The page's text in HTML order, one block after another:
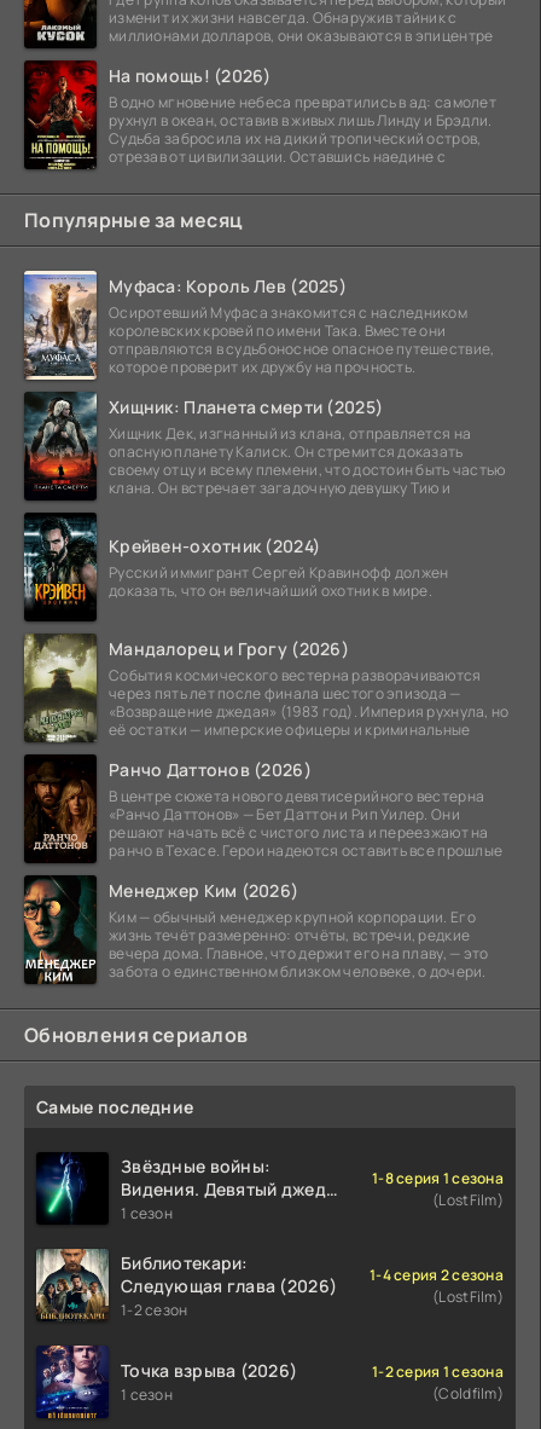
изменит их жизни навсегда. Обнаружив тайник с
миллионами долларов, они оказываются в эпицентре
На помощь! (2026)
В одно мгновение небеса превратились в ад: самолет
рухнул в океан, оставив в живых лишь Линду и Брэдли.
Судьба забросила их на дикий тропический остров,
отрезав от цивилизации. Оставшись наедине с
Популярные за месяц
Муфаса: Король Лев (2025)
Осиротевший Муфаса знакомится с наследником
королевских кровей по имени Така. Вместе они
отправляются в судьбоносное опасное путешествие,
которое проверит их дружбу на прочность.
Хищник: Планета смерти (2025)
Хищник Дек, изгнанный из клана, отправляется на
опасную планету Калиск. Он стремится доказать
своему отцу и всему племени, что достоин быть частью
клана. Он встречает загадочную девушку Тию и
Крейвен-охотник (2024)
Русский иммигрант Сергей Кравинофф должен
доказать, что он величайший охотник в мире.
Мандалорец и Грогу (2026)
События космического вестерна разворачиваются
через пять лет после финала шестого эпизода —
«Возвращение джедая» (1983 год). Империя рухнула, но
её остатки — имперские офицеры и криминальные
Ранчо Даттонов (2026)
В центре сюжета нового девятисерийного вестерна
«Ранчо Даттонов» — Бет Даттон и Рип Уилер. Они
решают начать всё с чистого листа и переезжают на
ранчо в Техасе. Герои надеются оставить все прошлые
Менеджер Ким (2026)
Ким — обычный менеджер крупной корпорации. Его
жизнь течёт размеренно: отчёты, встречи, редкие
вечера дома. Главное, что держит его на плаву, — это
забота о единственном близком человеке, о дочери.
Обновления сериалов
Самые последние
Звёздные войны:
Видения. Девятый джедай
(2026)
1 сезон
1-8 серия 1 сезона
(LostFilm)
Библиотекари:
Следующая глава (2026)
1-2 сезон
1-4 серия 2 сезона
(LostFilm)
Точка взрыва (2026)
1 сезон
1-2 серия 1 сезона
(Coldfilm)